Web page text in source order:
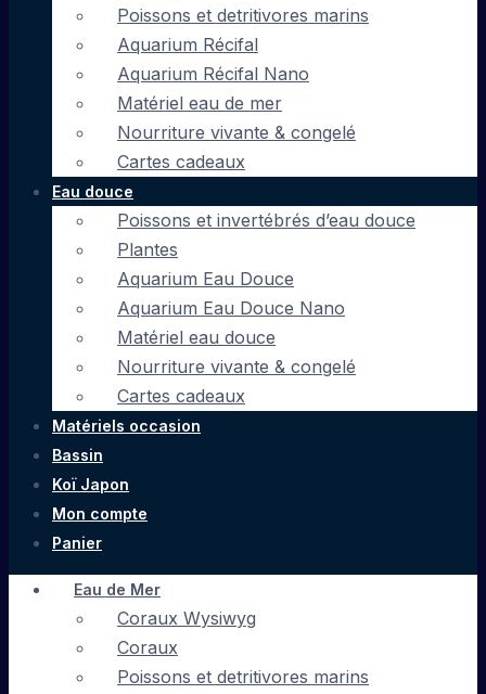
Poissons et detritivores marins
Aquarium Récifal
Aquarium Récifal Nano
Matériel eau de mer
Nourriture vivante & congelé
Cartes cadeaux
Eau douce
Poissons et invertébrés d’eau douce
Plantes
Aquarium Eau Douce
Aquarium Eau Douce Nano
Matériel eau douce
Nourriture vivante & congelé
Cartes cadeaux
Matériels occasion
Bassin
Koï Japon
Mon compte
Panier
Eau de Mer
Coraux Wysiwyg
Coraux
Poissons et detritivores marins